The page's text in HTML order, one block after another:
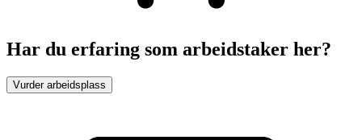
Har du erfaring som arbeidstaker her?
Vurder arbeidsplass